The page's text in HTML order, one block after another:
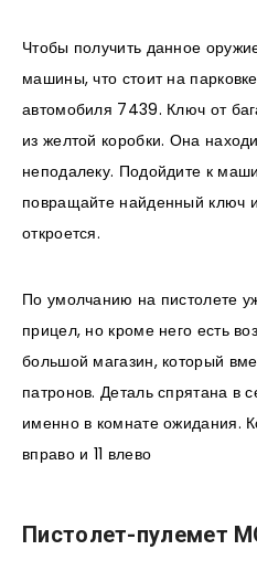
Чтобы получить данное
машины, что стоит на
автомобиля 7439. Ключ от
из желтой коробки. Она
неподалеку. Подойдите к
повращайте найденный ключ
откроется.
По умолчанию на пистолете
прицел, но кроме него есть
большой магазин, который
патронов. Деталь спрятана в
именно в комнате ожидания.
вправо и 11 влево
Пистолет-пулемет